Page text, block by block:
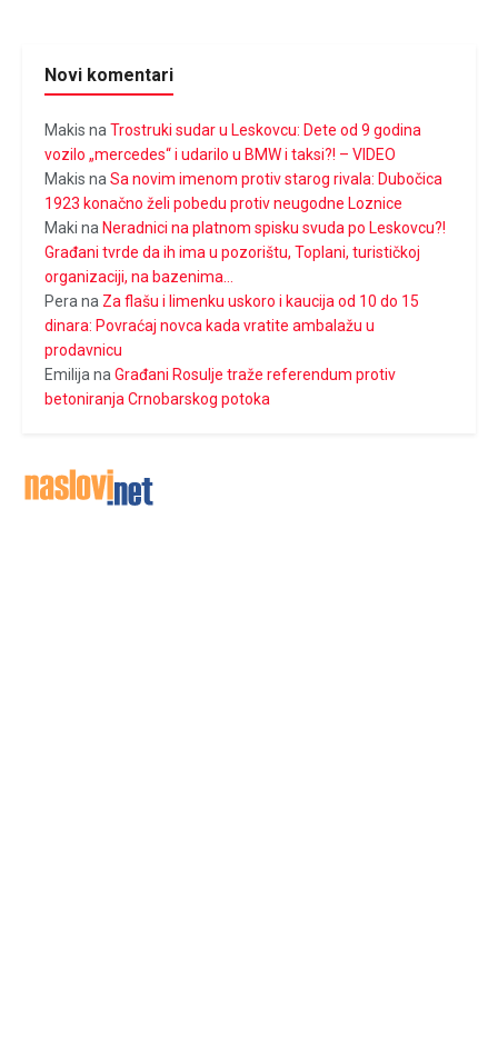
Novi komentari
Makis naTrostruki sudar u Leskovcu: Dete od 9 godina
vozilo „mercedes“ i udarilo u BMW i taksi?! – VIDEO
Makis naSa novim imenom protiv starog rivala: Dubočica
1923 konačno želi pobedu protiv neugodne Loznice
Maki na Neradnici na platnom spisku svuda po Leskovcu?!
Građani tvrde da ih ima u pozorištu, Toplani, turističkoj
organizaciji, na bazenima…
Perana Za flašu i limenku uskoro i kaucija od 10 do 15
dinara: Povraćaj novca kada vratite ambalažu u
prodavnicu
EmilijanaGrađani Rosulje traže referendum protiv
betoniranja Crnobarskog potoka